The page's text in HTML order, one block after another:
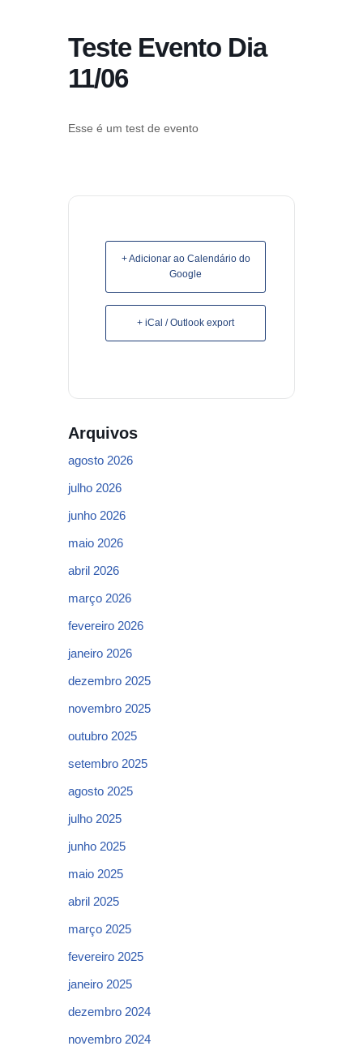
Teste Evento Dia
11/06
Esse é um test de evento
+ Adicionar ao Calendário do
Google
+ iCal / Outlook export
Arquivos
agosto 2026
julho 2026
junho 2026
maio 2026
abril 2026
março 2026
fevereiro 2026
janeiro 2026
dezembro 2025
novembro 2025
outubro 2025
setembro 2025
agosto 2025
julho 2025
junho 2025
maio 2025
abril 2025
março 2025
fevereiro 2025
janeiro 2025
dezembro 2024
novembro 2024